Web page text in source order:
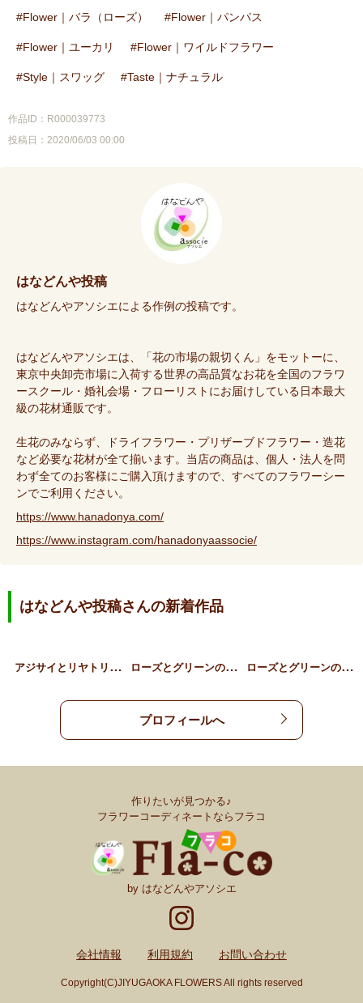
Flower｜バラ（ローズ） Flower｜パンパス
Flower｜ユーカリ Flower｜ワイルドフラワー
Style｜スワッグ Taste｜ナチュラル
作品ID：R000039773
投稿日：2020/06/03 00:00
はなどんや投稿
はなどんやアソシエによる作例の投稿です。
はなどんやアソシエは、「花の市場の親切くん」をモットーに、
東京中央卸売市場に入荷する世界の高品質なお花を全国のフラワ
ースクール・婚礼会場・フローリストにお届けしている日本最大
級の花材通販です。
生花のみならず、ドライフラワー・プリザーブドフラワー・造花
など必要な花材が全て揃います。当店の商品は、個人・法人を問
わず全てのお客様にご購入頂けますので、すべてのフラワーシー
ンでご利用ください。
https://www.hanadonya.com/
https://www.instagram.com/hanadonyaassocie/
はなどんや投稿さんの新着作品
ア
ジサイとリヤトリス、草花… ロ
ーズとグリーンのギフトア… ロ
ーズとグリーンのスタンデ…
プロフィールへ
作りたいが見つかる♪
フラワーコーディネートならフラコ
by はなどんやアソシエ
会社情報 利用規約 お問い合わせ
Copyright(C)JIYUGAOKA FLOWERS All rights reserved